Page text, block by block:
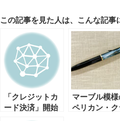
この記事を見た人は、こんな記事
「クレジットカ
ード決済」開始
マーブル模様
ペリカン・ク